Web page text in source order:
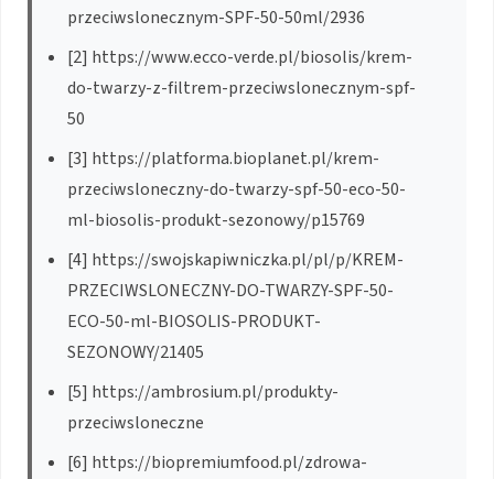
przeciwslonecznym-SPF-50-50ml/2936
[2] https://www.ecco-verde.pl/biosolis/krem-
do-twarzy-z-filtrem-przeciwslonecznym-spf-
50
[3] https://platforma.bioplanet.pl/krem-
przeciwsloneczny-do-twarzy-spf-50-eco-50-
ml-biosolis-produkt-sezonowy/p15769
[4] https://swojskapiwniczka.pl/pl/p/KREM-
PRZECIWSLONECZNY-DO-TWARZY-SPF-50-
ECO-50-ml-BIOSOLIS-PRODUKT-
SEZONOWY/21405
[5] https://ambrosium.pl/produkty-
przeciwsloneczne
[6] https://biopremiumfood.pl/zdrowa-